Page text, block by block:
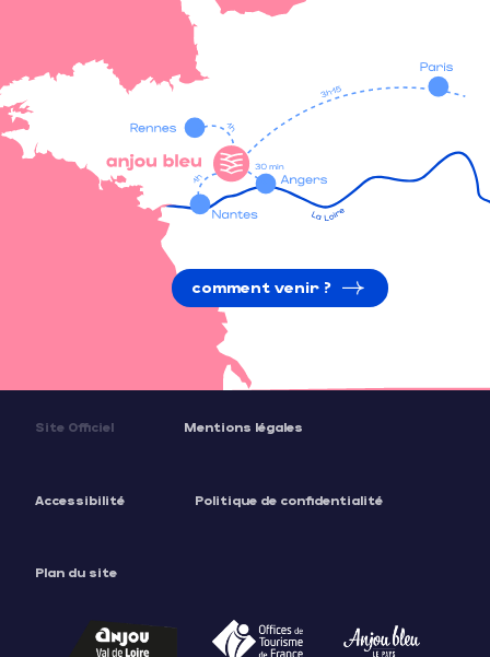
comment venir ?
Site Officiel Mentions légales
Accessibilité Politique de confidentialité
Plan du site